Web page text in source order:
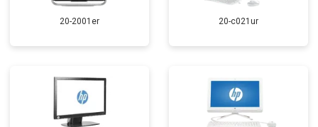
20-2001er 20-c021ur